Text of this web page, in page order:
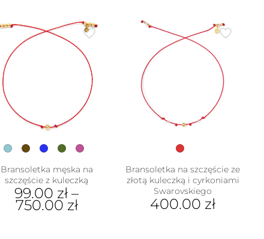
wiele
wariantów.
stronie
produktu
Bransoletka męska na
szczęście z kuleczką
99.00 zł –
750.00 zł
Bransoletka na szczęście ze
złotą kuleczką i cyrkoniami
Swarovskiego
400.00 zł